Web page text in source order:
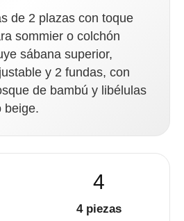
de 2 plazas con toque
sommier o colchón
sábana superior,
y 2 fundas, con
de bambú y libélulas
beige.
4
4 piezas